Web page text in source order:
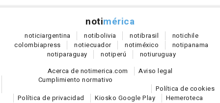
notimérica
noticiargentina notibolivia notibrasil notichile
colombiapress notiecuador notiméxico notipanama
notiparaguay notiperú notiuruguay
Acerca de notimerica.com
Aviso legal
Cumplimiento normativo
Política de cookies
Política de privacidad
Kiosko Google Play
Hemeroteca